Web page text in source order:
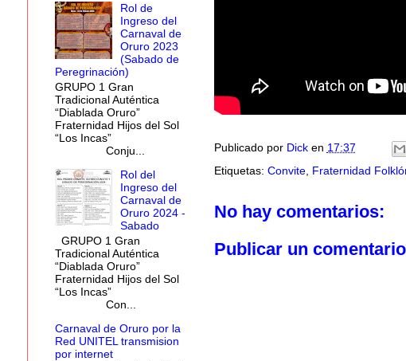
Publicado por Dick en 17:37
Etiquetas: Convite, Fraternidad
No hay comentarios:
Publicar un comentario
Rol de
Ingreso del
Carnaval de
Oruro 2023
(Sabado de
Peregrinación)
GRUPO 1 Gran
Tradicional Auténtica
“Diablada Oruro”
Fraternidad Hijos del Sol
“Los Incas”
Conju...
Rol del
Ingreso del
Carnaval de
Oruro 2024 -
Sabado
GRUPO 1 Gran
Tradicional Auténtica
“Diablada Oruro”
Fraternidad Hijos del Sol
“Los Incas”
Con...
Carnaval de Oruro por la
Red UNITEL transmision
por internet